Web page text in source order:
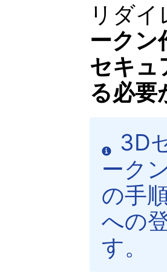
リダ
ークン
セキュ
る必要
3D
ーク
の手
への
す。